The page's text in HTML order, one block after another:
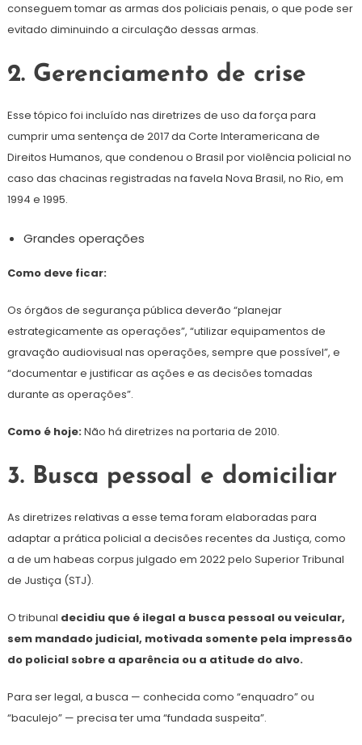
conseguem tomar as armas dos policiais penais, o que pode ser
evitado diminuindo a circulação dessas armas.
2. Gerenciamento de crise
Esse tópico foi incluído nas diretrizes de uso da força para
cumprir uma sentença de 2017 da Corte Interamericana de
Direitos Humanos, que condenou o Brasil por violência policial no
caso das chacinas registradas na favela Nova Brasil, no Rio, em
1994 e 1995.
Grandes operações
Como deve ficar:
Os órgãos de segurança pública deverão “planejar
estrategicamente as operações”, “utilizar equipamentos de
gravação audiovisual nas operações, sempre que possível”, e
“documentar e justificar as ações e as decisões tomadas
durante as operações”.
Como é hoje:Não há diretrizes na portaria de 2010.
3. Busca pessoal e domiciliar
As diretrizes relativas a esse tema foram elaboradas para
adaptar a prática policial a decisões recentes da Justiça, como
a de um habeas corpus julgado em 2022 pelo Superior Tribunal
de Justiça (STJ).
O tribunal decidiu que é ilegal a busca pessoal ou veicular,
sem mandado judicial, motivada somente pela impressão
do policial sobre a aparência ou a atitude do alvo.
Para ser legal, a busca — conhecida como “enquadro” ou
“baculejo” — precisa ter uma “fundada suspeita”.